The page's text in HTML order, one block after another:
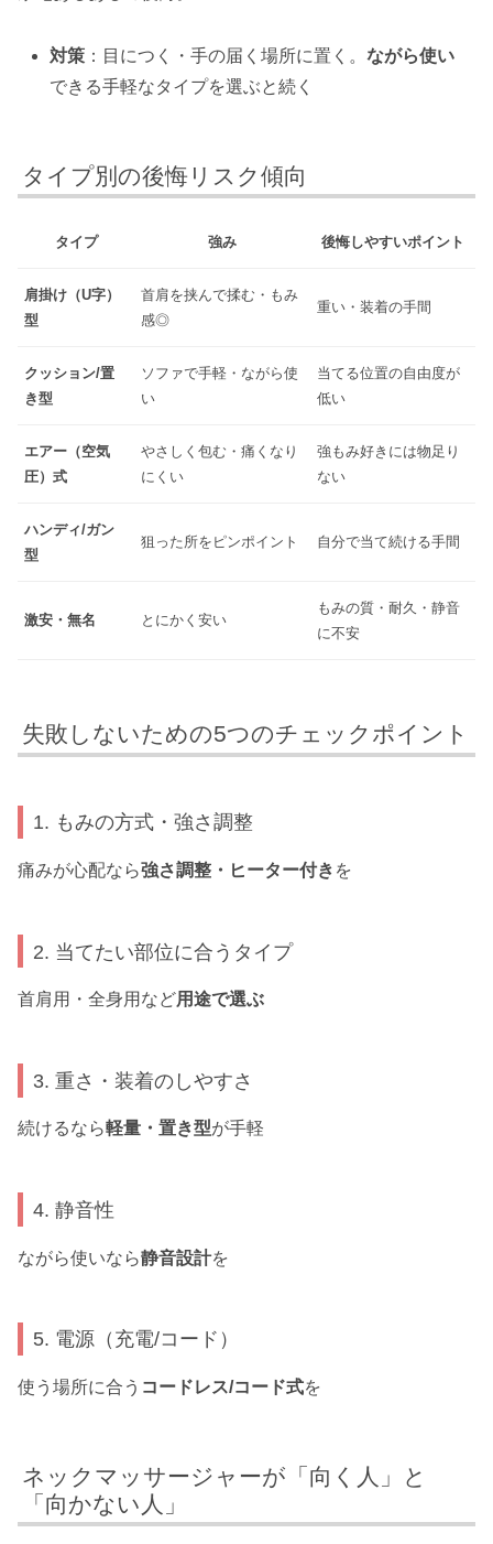
対策 ：目につく・手の届く場所に置く。ながら使い
できる手軽なタイプを選ぶと続く
タイプ別の後悔リスク傾向
タイプ 強み 後悔しやすいポイント
肩掛け（U字）
型
首肩を挟んで揉む・もみ
感◎
重い・装着の手間
クッション/置
き型
ソファで手軽・ながら使
い
当てる位置の自由度が
低い
エアー（空気
圧）式
やさしく包む・痛くなり
にくい
強もみ好きには物足り
ない
ハンディ/ガン
型
狙った所をピンポイント 自分で当て続ける手間
激安・無名 とにかく安い
もみの質・耐久・静音
に不安
失敗しないための5つのチェックポイント
1. もみの方式・強さ調整
痛みが心配なら強さ調整・ヒーター付き を
2. 当てたい部位に合うタイプ
首肩用・全身用など用途で選ぶ
3. 重さ・装着のしやすさ
続けるなら軽量・置き型が手軽
4. 静音性
ながら使いなら静音設計を
5. 電源（充電/コード）
使う場所に合う コードレス/コード式を
ネックマッサージャーが「向く人」と
「向かない人」